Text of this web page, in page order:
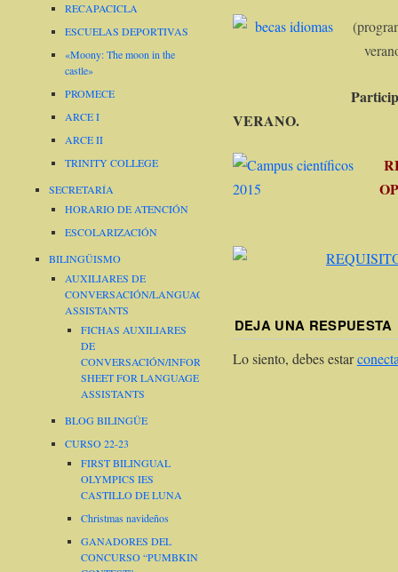
VERANO.
DEJA UNA RESPUESTA
Lo siento, debes estar
RECAPACICLA
ESCUELAS DEPORTIVAS
«Moony: The moon in the
castle»
PROMECE
ARCE I
ARCE II
TRINITY COLLEGE
SECRETARÍA
HORARIO DE ATENCIÓN
ESCOLARIZACIÓN
BILINGÜISMO
AUXILIARES DE
CONVERSACIÓN/LANGUAGE
ASSISTANTS
FICHAS AUXILIARES
DE
CONVERSACIÓN/INFORMATION
SHEET FOR LANGUAGE
ASSISTANTS
BLOG BILINGÜE
CURSO 22-23
FIRST BILINGUAL
OLYMPICS IES
CASTILLO DE LUNA
Christmas navideños
GANADORES DEL
CONCURSO “PUMBKIN